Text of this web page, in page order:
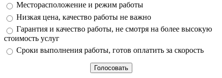
Варианты
Месторасположение и режим работы
Низкая цена, качество работы не важно
Гарантия и качество работы, не смотря на более высокую
стоимость услуг
Сроки выполнения работы, готов оплатить за скорость